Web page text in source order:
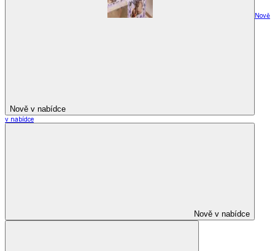
Nově v nabídce
Nově
v nabídce
Nově v nabídce